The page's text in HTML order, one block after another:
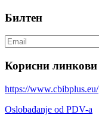
Билтен
Корисни линкови
https://www.cbibplus.eu/
Oslobađanje od PDV-a